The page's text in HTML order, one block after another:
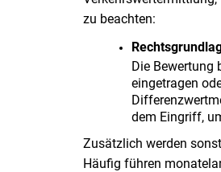
zu beachten:
Die Bewertung
eingetragen
dem Eingriff,
Zusätzlich werden
Häufig führen